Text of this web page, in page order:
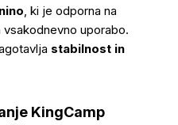
, ki je odporna na
uporabo.
stabilnost in
KingCamp